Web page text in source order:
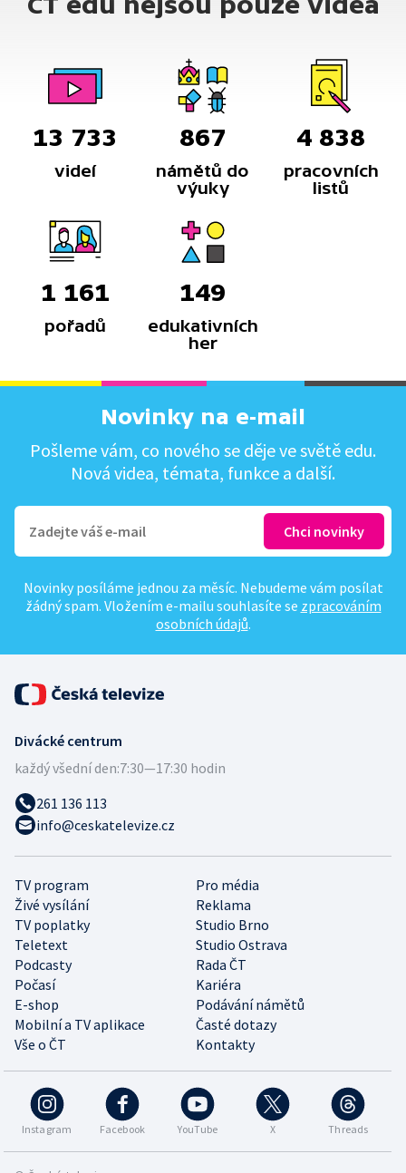
13 733
videí
867
námětů do
výuky
4 838
pracovních
listů
1 161
pořadů
149
edukativních
her
Novinky na e-mail
Pošleme vám, co nového se děje ve světě edu.
Nová videa, témata, funkce a další.
Novinky posíláme jednou za měsíc. Nebudeme vám posílat
žádný spam. Vložením e-mailu souhlasíte se zpracováním
osobních údajů.